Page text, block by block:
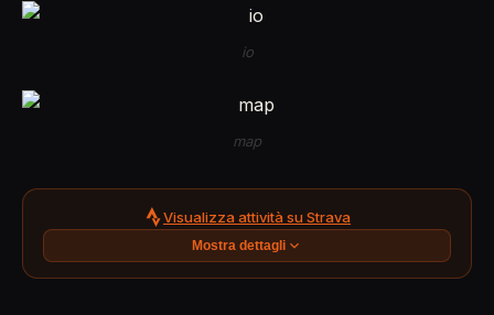
io
map
Visualizza attività su Strava
Mostra dettagli